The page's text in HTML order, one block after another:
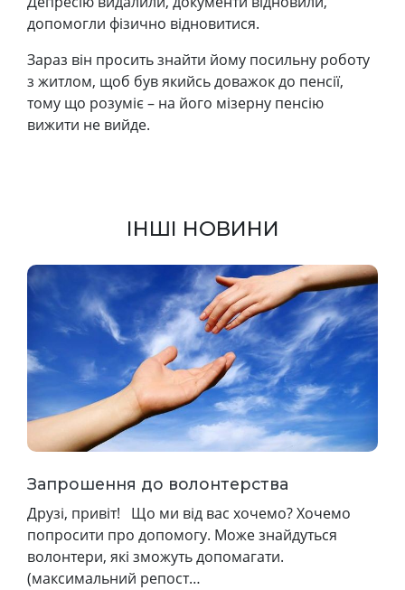
допомогли фізично відновитися.
Зараз він просить знайти йому посильну роботу
з житлом, щоб був якийсь доважок до пенсії,
тому що розуміє – на його мізерну пенсію
вижити не вийде.
ІНШІ НОВИНИ
Запрошення до волонтерства
Друзі, привіт! Що ми від вас хочемо? Хочемо
попросити про допомогу. Може знайдуться
волонтери, які зможуть допомагати.
(максимальний репост…